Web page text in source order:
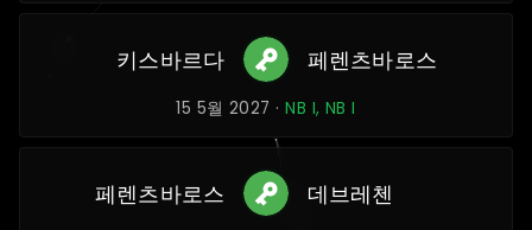
키스바르다 페렌츠바로스
15 5월 2027 ·NB I, NB I
페렌츠바로스 데브레첸